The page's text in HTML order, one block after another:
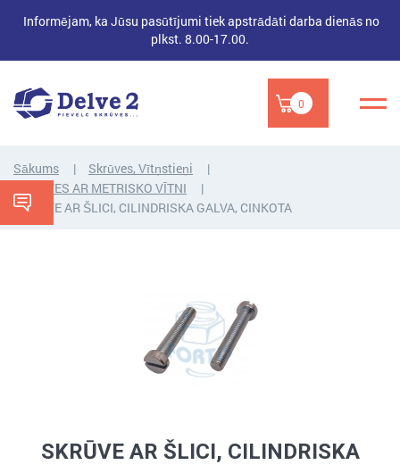
Informējam, ka Jūsu pasūtījumi tiek apstrādāti darba dienās no
plkst. 8.00-17.00.
0
Sākums
Skrūves, Vītņstieņi
SKRŪVES AR METRISKO VĪTNI
SKRŪVE AR ŠLICI, CILINDRISKA GALVA, CINKOTA
SKRŪVE AR ŠLICI, CILINDRISKA